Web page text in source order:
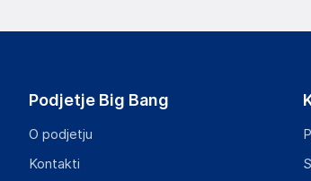
info@globiz.hu
Gospodarski subjekt s sedežem v EU, ki
Podjetje Big Bang
O podjetju
Kontakti